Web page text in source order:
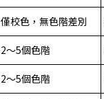
僅校色，無色階差別
2～5個色階
2～5個色階